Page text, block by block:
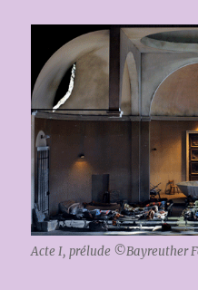
Acte I, prélude ©Bayreuther